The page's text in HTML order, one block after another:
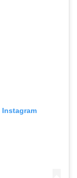
Instagram